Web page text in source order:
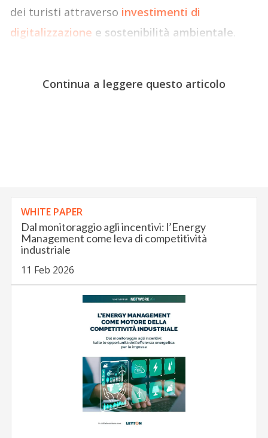
dei turisti attraverso investimenti di
digitalizzazione e sostenibilità ambientale.
Continua a leggere questo articolo
WHITE PAPER
Dal monitoraggio agli incentivi: l’Energy
Management come leva di competitività
industriale
11 Feb 2026